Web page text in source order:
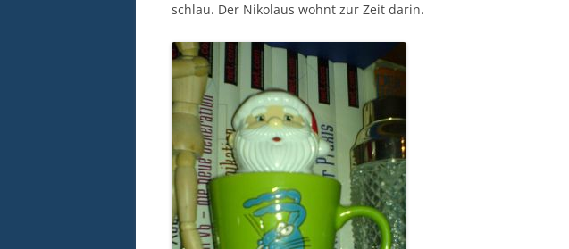
schlau. Der Nikolaus wohnt zur Zeit darin.